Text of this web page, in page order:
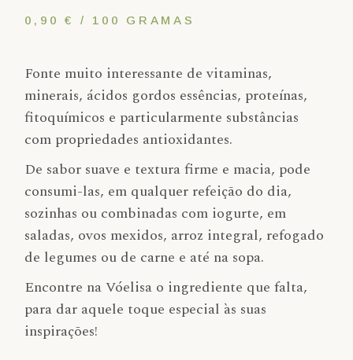
0,90 € / 100 GRAMAS
Fonte muito interessante de vitaminas,
minerais, ácidos gordos essências, proteínas,
fitoquímicos e particularmente substâncias
com propriedades antioxidantes.
De sabor suave e textura firme e macia, pode
consumi-las, em qualquer refeição do dia,
sozinhas ou combinadas com iogurte, em
saladas, ovos mexidos, arroz integral, refogado
de legumes ou de carne e até na sopa.
Encontre na Vóelisa o ingrediente que falta,
para dar aquele toque especial às suas
inspirações!